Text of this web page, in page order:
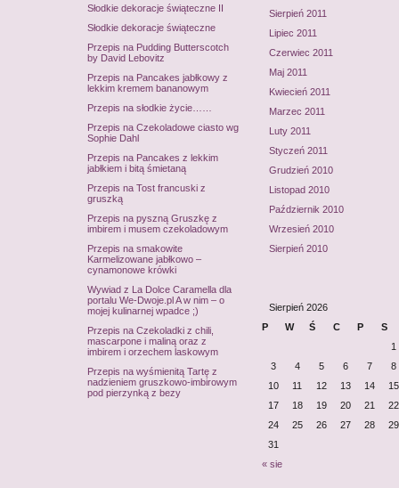
Słodkie dekoracje świąteczne II
Słodkie dekoracje świąteczne
Przepis na Pudding Butterscotch
by David Lebovitz
Przepis na Pancakes jabłkowy z
lekkim kremem bananowym
Przepis na słodkie życie……
Przepis na Czekoladowe ciasto wg
Sophie Dahl
Przepis na Pancakes z lekkim
jabłkiem i bitą śmietaną
Przepis na Tost francuski z
gruszką
Przepis na pyszną Gruszkę z
imbirem i musem czekoladowym
Przepis na smakowite
Karmelizowane jabłkowo –
cynamonowe krówki
Wywiad z La Dolce Caramella dla
portalu We-Dwoje.pl A w nim – o
mojej kulinarnej wpadce ;)
Przepis na Czekoladki z chili,
mascarpone i maliną oraz z
imbirem i orzechem laskowym
Przepis na wyśmienitą Tartę z
nadzieniem gruszkowo-imbirowym
pod pierzynką z bezy
Sierpień 2011
Lipiec 2011
Czerwiec 2011
Maj 2011
Kwiecień 2011
Marzec 2011
Luty 2011
Styczeń 2011
Grudzień 2010
Listopad 2010
Październik 2010
Wrzesień 2010
Sierpień 2010
Sierpień 2026
P
W Ś C P S
« sie
1
3
4 5 6 7
8
10
11 12 13 14
15
17
18 19 20 21
22
24
25 26 27 28
29
31